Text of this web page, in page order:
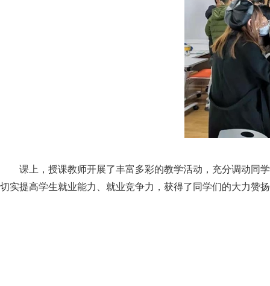
课上，授课教师开展了丰富多彩的教学活动，充分调动同
切实提高学生就业能力、就业竞争力，获得了同学们的大力赞